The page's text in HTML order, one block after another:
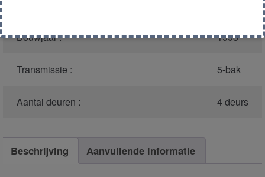
Bouwjaar : 1993
Transmissie : 5-bak
Aantal deuren : 4 deurs
Beschrijving Aanvullende informatie